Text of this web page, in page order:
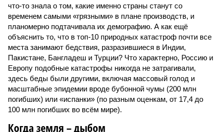
что-то знала о том, какие именно страны станут со
временем самыми «грязными» в плане производств, и
планомерно подтачивала их демографию. А как ещё
объяснить то, что в топ-10 природных катастроф почти все
места занимают бедствия, разразившиеся в Индии,
Пакистане, Бангладеш и Турции? Что характерно, Россию и
Европу подобные катастрофы никогда не затрагивали,
здесь беды были другими, включая массовый голод и
масштабные эпидемии вроде бубонной чумы (200 млн
погибших) или «испанки» (по разным оценкам, от 17,4 до
100 млн погибших во всём мире).
Когда земля – дыбом